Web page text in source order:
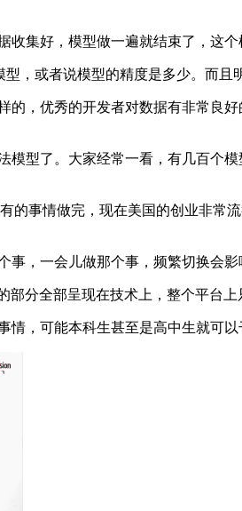
好，模型做一遍就结束了，这个
或者说模型的精度是多少。而且
优秀的开发者对数据有非常良
了。大家经常一看，有几百个
事情做完，现在美国的创业非常
，一会儿做那个事，频繁切换会影
分全部呈现在技术上，整个平台上
可能本科生甚至是高中生就可以